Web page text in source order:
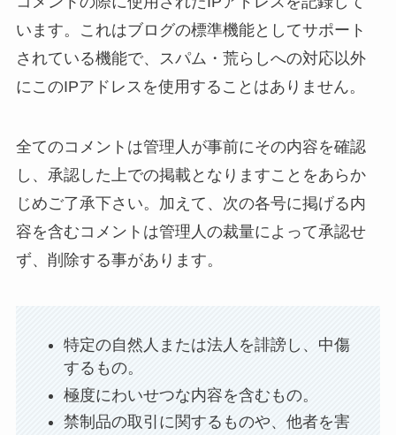
います。これはブログの標準機能としてサポート
されている機能で、スパム・荒らしへの対応以外
にこのIPアドレスを使用することはありません。
全てのコメントは管理人が事前にその内容を確認
し、承認した上での掲載となりますことをあらか
じめご了承下さい。加えて、次の各号に掲げる内
容を含むコメントは管理人の裁量によって承認せ
ず、削除する事があります。
特定の自然人または法人を誹謗し、中傷
するもの。
極度にわいせつな内容を含むもの。
禁制品の取引に関するものや、他者を害